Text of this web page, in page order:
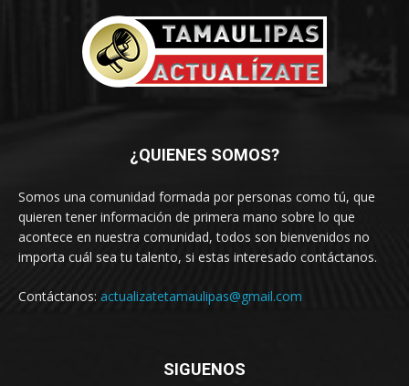
¿QUIENES SOMOS?
Somos una comunidad formada por personas como tú, que
quieren tener información de primera mano sobre lo que
acontece en nuestra comunidad, todos son bienvenidos no
importa cuál sea tu talento, si estas interesado contáctanos.
Contáctanos: actualizatetamaulipas@gmail.com
SIGUENOS